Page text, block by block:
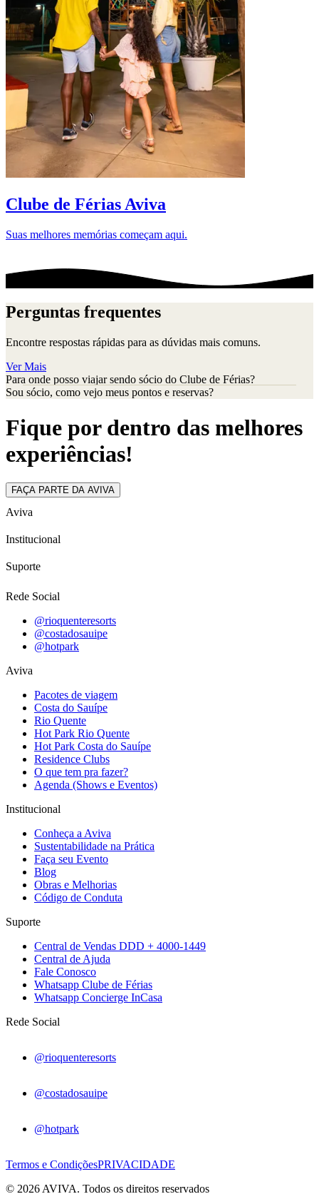
Clube de Férias Aviva
Suas melhores memórias começam aqui.
Perguntas frequentes
Encontre respostas rápidas para as dúvidas mais comuns.
Ver Mais
Para onde posso viajar sendo sócio do Clube de Férias?
Sou sócio, como vejo meus pontos e reservas?
Fique por dentro das melhores
experiências!
FAÇA PARTE DA AVIVA
Aviva
Institucional
Suporte
Rede Social
@rioquenteresorts
@costadosauipe
@hotpark
Aviva
Pacotes de viagem
Costa do Sauípe
Rio Quente
Hot Park Rio Quente
Hot Park Costa do Sauípe
Residence Clubs
O que tem pra fazer?
Agenda (Shows e Eventos)
Institucional
Conheça a Aviva
Sustentabilidade na Prática
Faça seu Evento
Blog
Obras e Melhorias
Código de Conduta
Suporte
Central de Vendas DDD + 4000-1449
Central de Ajuda
Fale Conosco
Whatsapp Clube de Férias
Whatsapp Concierge InCasa
Rede Social
@rioquenteresorts
@costadosauipe
@hotpark
Termos e CondiçõesPRIVACIDADE
© 2026 AVIVA. Todos os direitos reservados